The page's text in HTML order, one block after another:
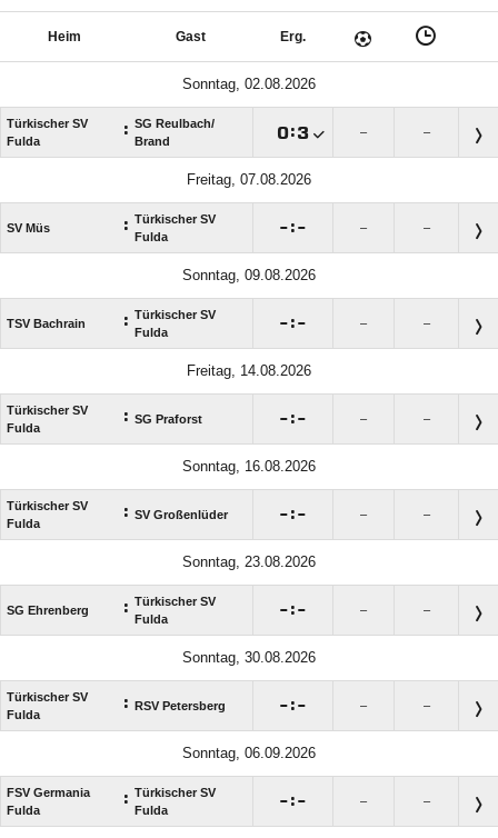
Heim Gast Erg.
Sonntag, 02.08.2026
Türkischer SV
Fulda
: SG Reulbach/​
Brand
: – –
Freitag, 07.08.2026
SV Müs : Türkischer SV
Fulda
: – –
Sonntag, 09.08.2026
TSV Bachrain : Türkischer SV
Fulda
: – –
Freitag, 14.08.2026
Türkischer SV
Fulda
: SG Praforst : – –
Sonntag, 16.08.2026
Türkischer SV
Fulda
: SV Großenlüder : – –
Sonntag, 23.08.2026
SG Ehrenberg : Türkischer SV
Fulda
: – –
Sonntag, 30.08.2026
Türkischer SV
Fulda
: RSV Petersberg : – –
Sonntag, 06.09.2026
FSV Germania
Fulda
: Türkischer SV
Fulda
: – –